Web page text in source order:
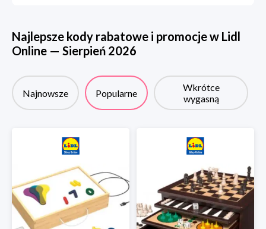
Najlepsze kody rabatowe i promocje w Lidl
Online — Sierpień 2026
Najnowsze Popularne
Wkrótce
wygasną